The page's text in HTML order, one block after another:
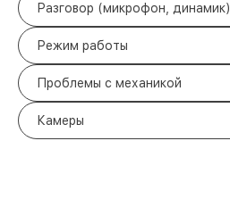
Разговор (микрофон, динамик)
Режим работы
Проблемы с механикой
Камеры